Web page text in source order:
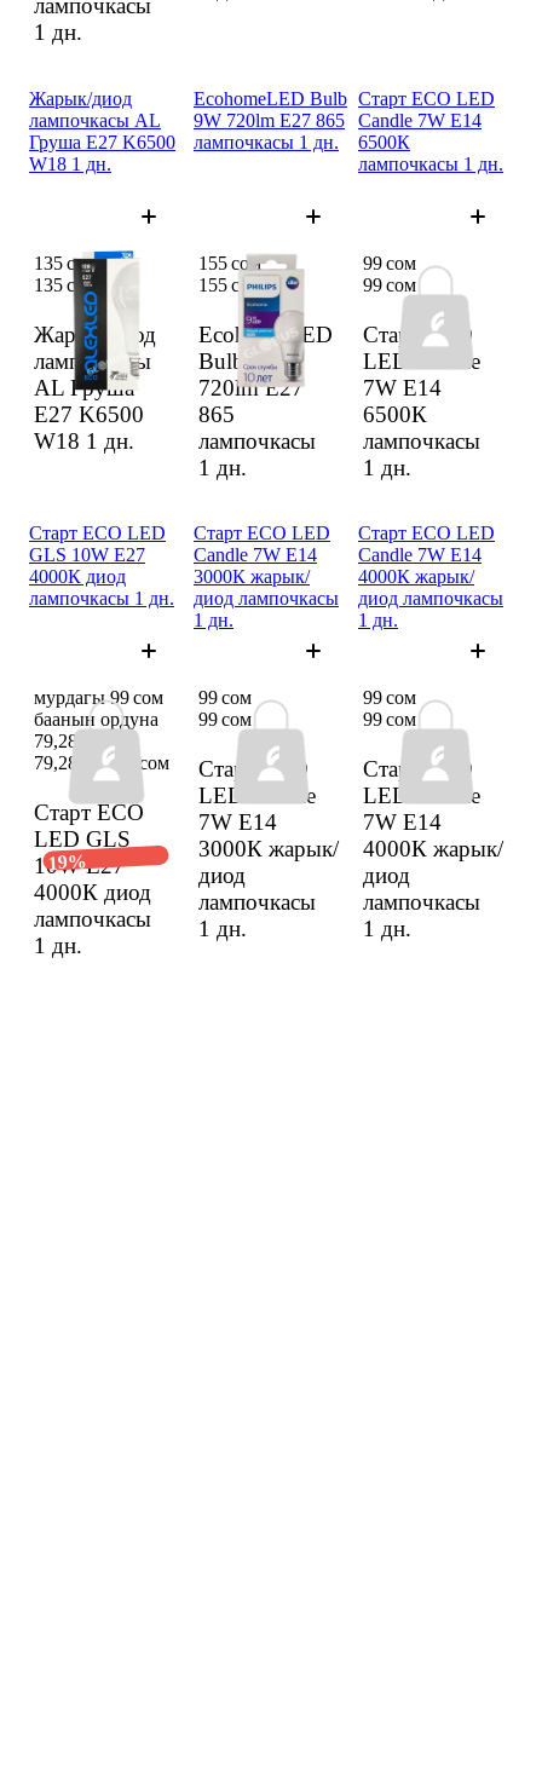
лампочкасы
1 дн.
Жарык/диод
лампочкасы AL
Груша E27 K6500
W18 1 дн.
Жарык/диод
лампочкасы
AL Груша
E27 K6500
W18 1 дн.
135 сом
135 сом
EcohomeLED Bulb
9W 720lm E27 865
лампочкасы 1 дн.
EcohomeLED
Bulb 9W
720lm E27
865
лампочкасы
1 дн.
155 сом
155 сом
Старт ECO LED
Candle 7W E14
6500К
лампочкасы 1 дн.
Старт ECO
LED Candle
7W E14
6500К
лампочкасы
1 дн.
99 сом
99 сом
Старт ECO LED
GLS 10W E27
4000К диод
лампочкасы 1 дн.
Старт ECO
LED GLS
10W E27
4000К диод
лампочкасы
1 дн.
мурдагы 99 сом
баанын ордуна
79,28 сом
79,28 сом
99 сом
19%
Старт ECO LED
Candle 7W E14
3000К жарык/
диод лампочкасы
1 дн.
Старт ECO
LED Candle
7W E14
3000К жарык/
диод
лампочкасы
1 дн.
99 сом
99 сом
Старт ECO LED
Candle 7W E14
4000К жарык/
диод лампочкасы
1 дн.
Старт ECO
LED Candle
7W E14
4000К жарык/
диод
лампочкасы
1 дн.
99 сом
99 сом